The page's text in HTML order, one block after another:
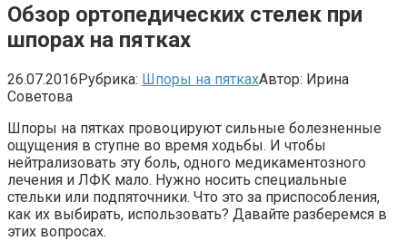
Обзор ортопедических стелек при
шпорах на пятках
26.07.2016Рубрика: Шпоры на пяткахАвтор: Ирина
Советова
Шпоры на пятках провоцируют сильные болезненные
ощущения в ступне во время ходьбы. И чтобы
нейтрализовать эту боль, одного медикаментозного
лечения и ЛФК мало. Нужно носить специальные
стельки или подпяточники. Что это за приспособления,
как их выбирать, использовать? Давайте разберемся в
этих вопросах.